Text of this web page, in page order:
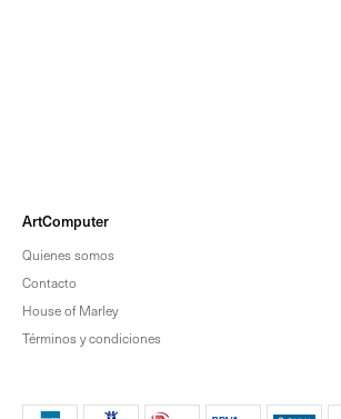
ArtComputer
Quienes somos
Contacto
House of Marley
Términos y condiciones